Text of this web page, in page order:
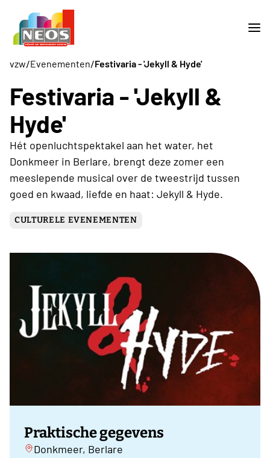
vzw/Evenementen/Festivaria - 'Jekyll & Hyde'
Festivaria - 'Jekyll &
Hyde'
Hét openluchtspektakel aan het water, het
Donkmeer in Berlare, brengt deze zomer een
meeslepende musical over de tweestrijd tussen
goed en kwaad, liefde en haat: Jekyll & Hyde.
CULTURELE EVENEMENTEN
Praktische gegevens
Donkmeer, Berlare